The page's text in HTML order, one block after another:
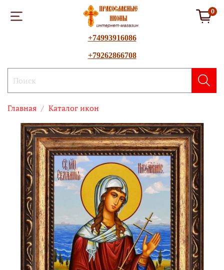
0
+74993916086
+79262866708
Главная Каталог икон